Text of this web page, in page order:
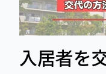
入居者を